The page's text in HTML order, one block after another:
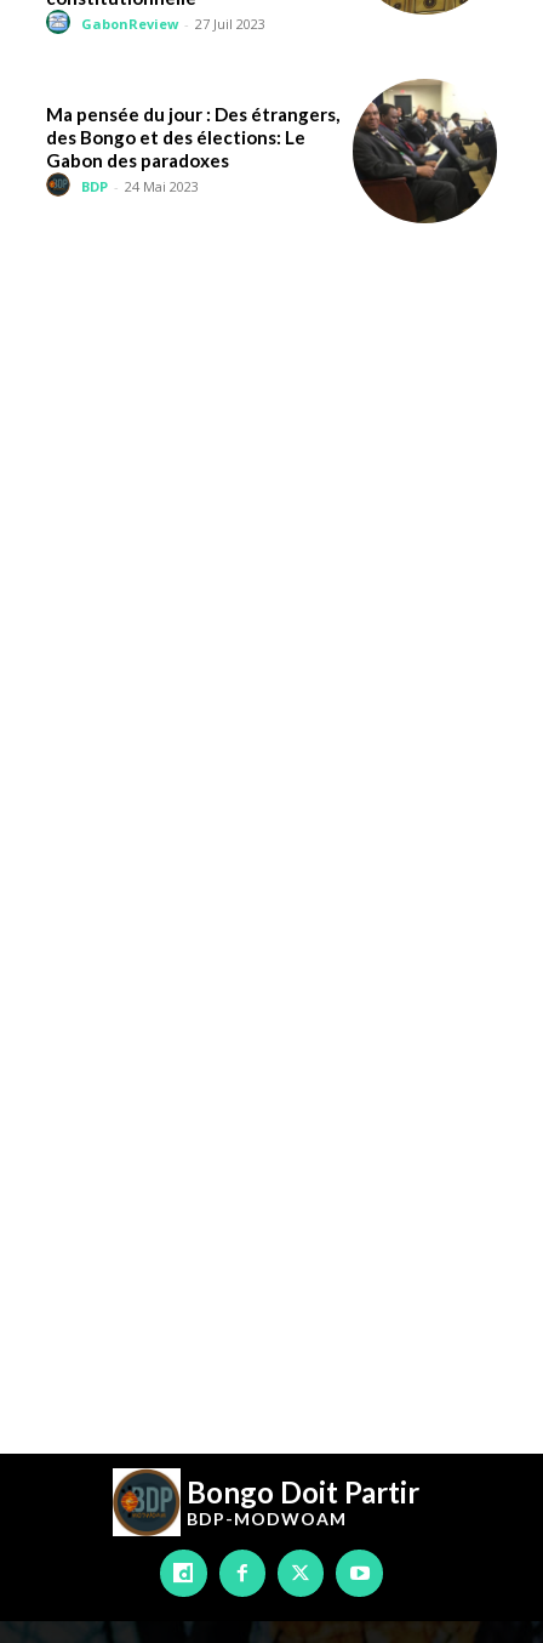
GabonReview - 27 Juil 2023
Ma pensée du jour : Des étrangers,
des Bongo et des élections: Le
Gabon des paradoxes
BDP - 24 Mai 2023
Bongo Doit Partir
BDP-MODWOAM